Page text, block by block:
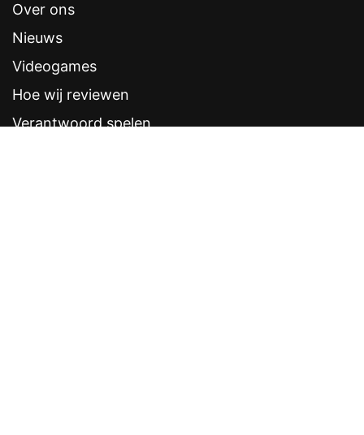
Over ons
Nieuws
Videogames
Hoe wij reviewen
Verantwoord spelen